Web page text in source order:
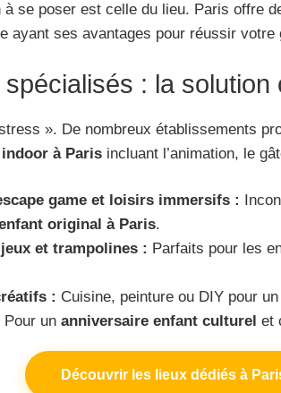
à se poser est celle du lieu. Paris offre
ayant ses avantages pour réussir votre
: la solution
». De nombreux établissements
à Paris incluant l’animation, le
game et loisirs immersifs :
original à Paris.
et trampolines : Parfaits pour les
: Cuisine, peinture ou DIY pour
Pour un anniversaire enfant culturel et
Découvrir les lieux dédiés à